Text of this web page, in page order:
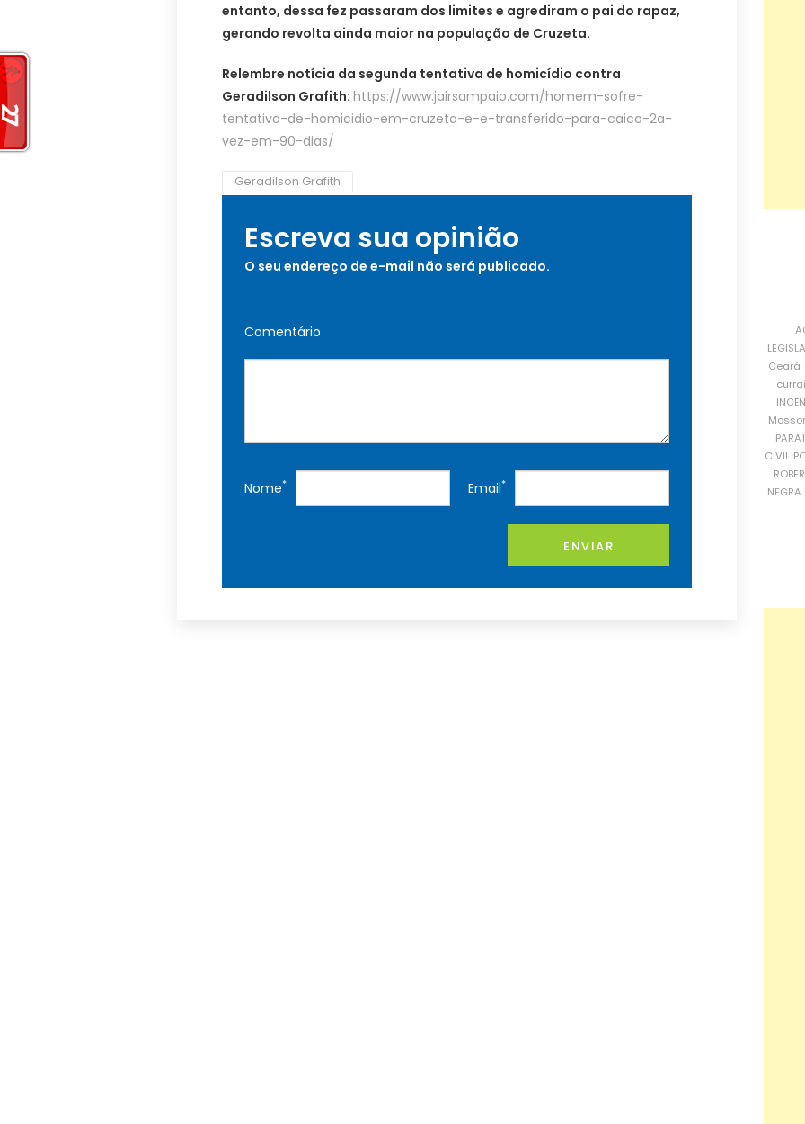
entanto, dessa fez passaram dos limites e agrediram o pai do rapaz,
gerando revolta ainda maior na população de Cruzeta.
Relembre notícia da segunda tentativa de homicídio contra
Geradilson Grafith: https://www.jairsampaio.com/homem-sofre-
tentativa-de-homicidio-em-cruzeta-e-e-transferido-para-caico-2a-
vez-em-90-dias/
Geradilson Grafith
Escreva sua opinião
O seu endereço de e-mail não será publicado.
Comentário
Nome* Email*
ENVIAR
Ceará
CIVIL
NEGRA